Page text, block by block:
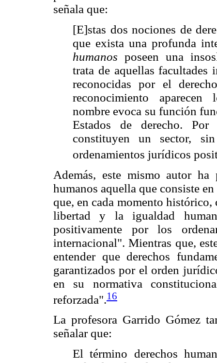
señala que:
[E]stas dos nociones de
que exista una profunda
humanos poseen una
trata de aquellas facultades
reconocidas por el
reconocimiento
nombre evoca su función
Estados de derecho. Por
constituyen un sector,
ordenamientos jurídicos
Además, este mismo autor
humanos aquella que consiste
que, en cada momento
libertad y la igualdad
positivamente por los
internacional". Mientras que,
entender que derechos
garantizados por el orden
en su normativa
reforzada".16
La profesora Garrido Gómez
señalar que:
El término derechos